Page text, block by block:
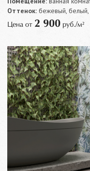
Оттенок: бежевый, белый,
Цена от 2 900 руб./м²